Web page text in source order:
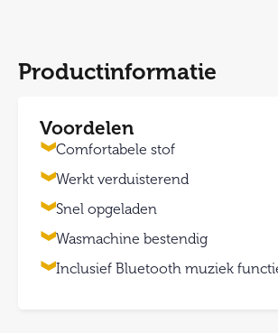
Productinformatie
Voordelen
Comfortabele stof
Werkt verduisterend
Snel opgeladen
Wasmachine bestendig
Inclusief Bluetooth muziek